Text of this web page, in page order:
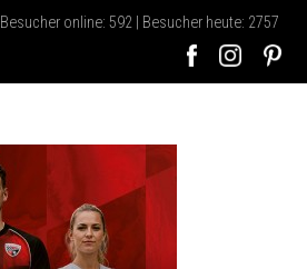
Besucher online: 592 | Besucher heute: 2757